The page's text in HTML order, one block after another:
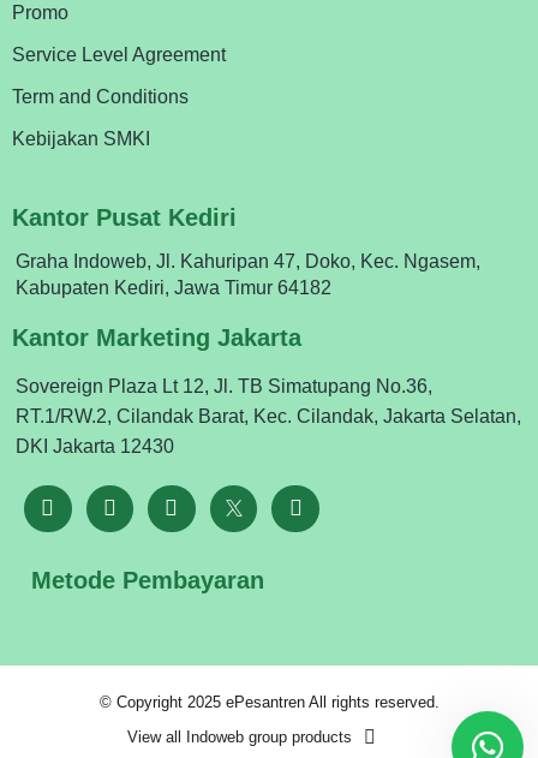
Promo
Service Level Agreement
Term and Conditions
Kebijakan SMKI
Kantor Pusat Kediri
Graha Indoweb, Jl. Kahuripan 47, Doko, Kec. Ngasem,
Kabupaten Kediri, Jawa Timur 64182
Kantor Marketing Jakarta
Sovereign Plaza Lt 12, Jl. TB Simatupang No.36,
RT.1/RW.2, Cilandak Barat, Kec. Cilandak, Jakarta Selatan,
DKI Jakarta 12430
Metode Pembayaran
© Copyright 2025 ePesantren All rights reserved.
View all Indoweb group products